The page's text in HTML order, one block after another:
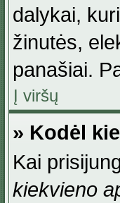
dalykai,
žinutės,
panašiai.
Į viršų
» Kodėl
Kai
kiekvieno